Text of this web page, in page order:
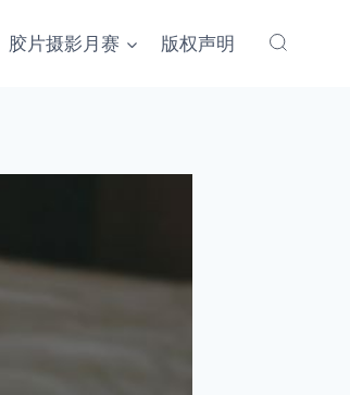
胶片摄影月赛 版权声明